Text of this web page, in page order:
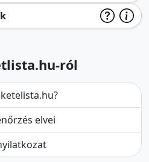
ról
elvei